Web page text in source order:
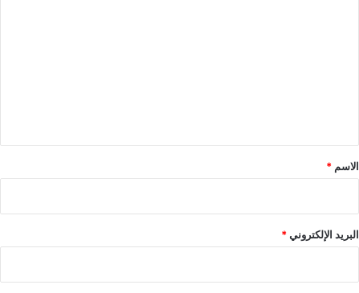
*
الاسم *
البريد الإلكتروني*